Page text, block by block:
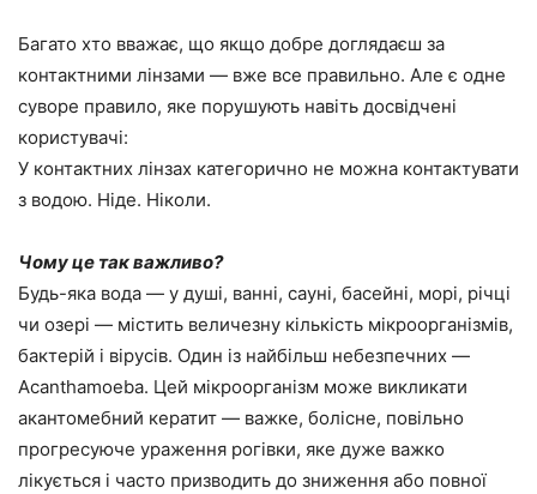
Багато хто вважає, що якщо добре доглядаєш за
контактними лінзами — вже все правильно. Але є одне
суворе правило, яке порушують навіть досвідчені
користувачі:
У контактних лінзах категорично не можна контактувати
з водою. Ніде. Ніколи.
Чому це так важливо?
Будь-яка вода — у душі, ванні, сауні, басейні, морі, річці
чи озері — містить величезну кількість мікроорганізмів,
бактерій і вірусів. Один із найбільш небезпечних —
Acanthamoeba. Цей мікроорганізм може викликати
акантомебний кератит — важке, болісне, повільно
прогресуюче ураження рогівки, яке дуже важко
лікується і часто призводить до зниження або повної